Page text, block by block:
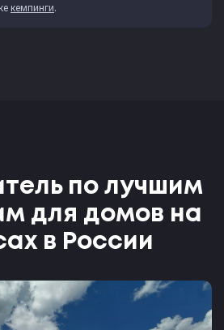
кемпинги.
по лучшим
для домов на
в России